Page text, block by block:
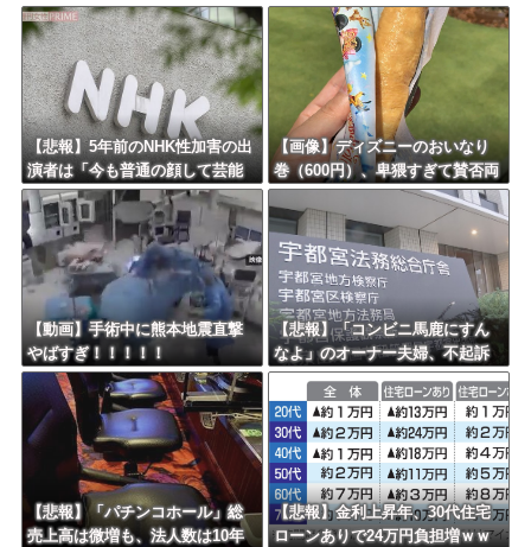
【悲報】5年前のNHK性加害の出
演者は「今も普通の顔して芸能
活動してる」ネット「受信料を
取るくらいなら詳細を伝えよ」
【画像】ディズニーのおいなり
巻（600円）、卑猥すぎて賛否両
論ｗｗｗｗｗｗｗｗｗ
【動画】手術中に熊本地震直撃
やばすぎ！！！！！
【悲報】「コンビニ馬鹿にすん
なよ」のオーナー夫婦、不起訴
ｗｗｗｗｗｗｗｗ
【悲報】「パチンコホール」総
売上高は微増も、法人数は10年
【悲報】金利上昇年、30代住宅
ローンありで24万円負担増ｗｗ